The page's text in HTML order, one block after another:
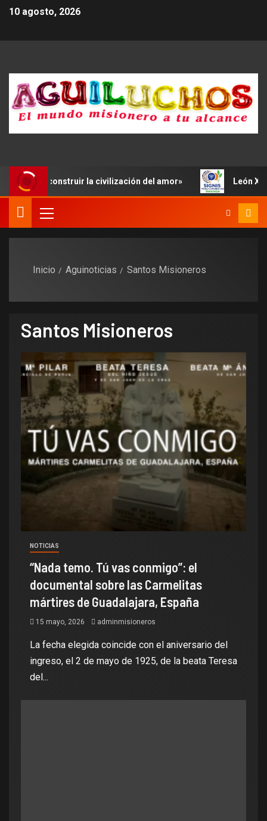
10 agosto, 2026
a «construir la civilización del amor» León XIV
Inicio Aguinoticias Santos Misioneros
Santos Misioneros
NOTICIAS
“Nada temo. Tú vas conmigo”: el
documental sobre las Carmelitas
mártires de Guadalajara, España
15 mayo, 2026 adminmisioneros
La fecha elegida coincide con el aniversario del
ingreso, el 2 de mayo de 1925, de la beata Teresa
del...